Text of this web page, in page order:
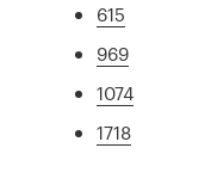
615
969
1074
1718